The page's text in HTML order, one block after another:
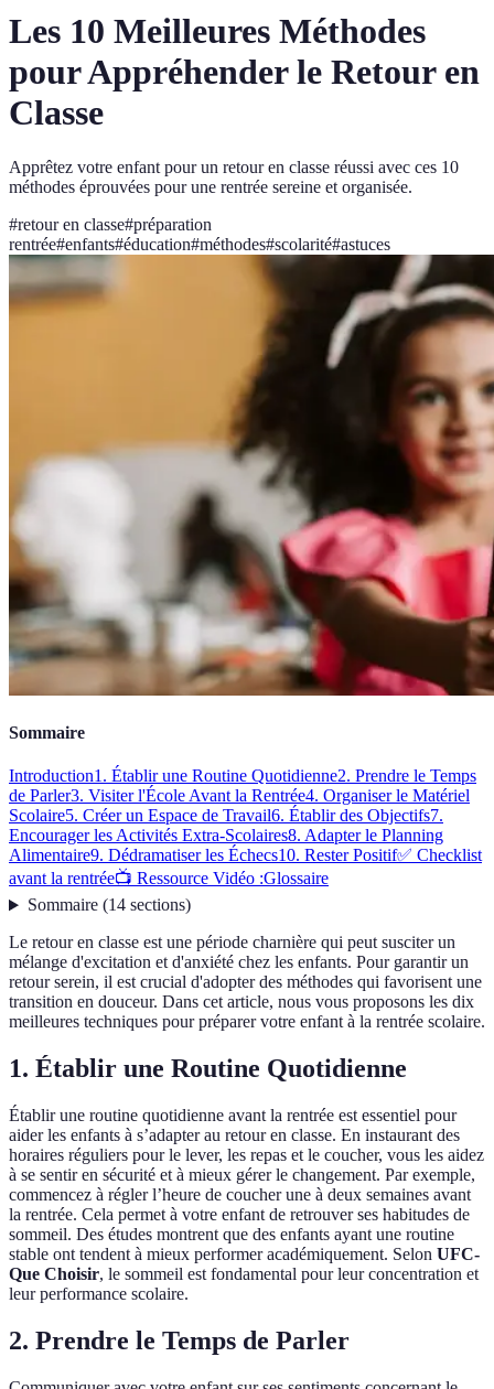
Les 10 Meilleures Méthodes
pour Appréhender le Retour en
Classe
Apprêtez votre enfant pour un retour en classe réussi avec ces 10
méthodes éprouvées pour une rentrée sereine et organisée.
#retour en classe#préparation
rentrée#enfants#éducation#méthodes#scolarité#astuces
Sommaire
Introduction1. Établir une Routine Quotidienne2. Prendre le Temps
de Parler3. Visiter l'École Avant la Rentrée4. Organiser le Matériel
Scolaire5. Créer un Espace de Travail6. Établir des Objectifs7.
Encourager les Activités Extra-Scolaires8. Adapter le Planning
Alimentaire9. Dédramatiser les Échecs10. Rester Positif✅ Checklist
avant la rentrée📺 Ressource Vidéo :Glossaire
Sommaire(14 sections)
Le retour en classe est une période charnière qui peut susciter un
mélange d'excitation et d'anxiété chez les enfants. Pour garantir un
retour serein, il est crucial d'adopter des méthodes qui favorisent une
transition en douceur. Dans cet article, nous vous proposons les dix
meilleures techniques pour préparer votre enfant à la rentrée scolaire.
1. Établir une Routine Quotidienne
Établir une routine quotidienne avant la rentrée est essentiel pour
aider les enfants à s’adapter au retour en classe. En instaurant des
horaires réguliers pour le lever, les repas et le coucher, vous les aidez
à se sentir en sécurité et à mieux gérer le changement. Par exemple,
commencez à régler l’heure de coucher une à deux semaines avant
la rentrée. Cela permet à votre enfant de retrouver ses habitudes de
sommeil. Des études montrent que des enfants ayant une routine
stable ont tendent à mieux performer académiquement. Selon UFC-
Que Choisir, le sommeil est fondamental pour leur concentration et
leur performance scolaire.
2. Prendre le Temps de Parler